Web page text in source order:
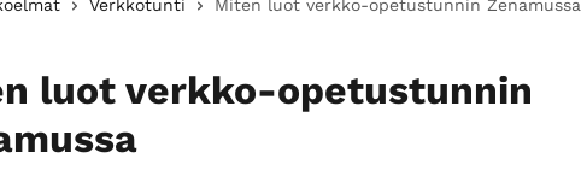
Verkkotunti Miten luot verkko-opetustunnin Zenamussa
luot verkko-opetustunnin